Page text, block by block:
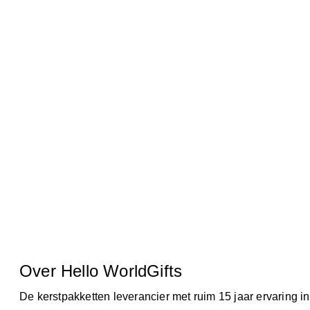
Over Hello WorldGifts
De kerstpakketten leverancier met ruim 15 jaar ervaring